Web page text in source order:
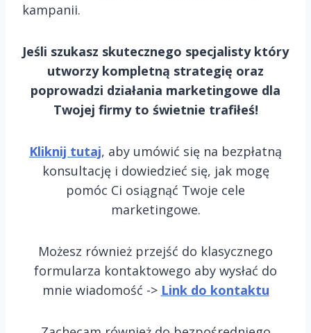
kampanii.
Jeśli szukasz skutecznego specjalisty który
utworzy kompletną strategię oraz
poprowadzi działania marketingowe dla
Twojej firmy to świetnie trafiłeś!
Kliknij tutaj, aby umówić się na bezpłatną
konsultację i dowiedzieć się, jak mogę
pomóc Ci osiągnąć Twoje cele
marketingowe.
Możesz również przejść do klasycznego
formularza kontaktowego aby wysłać do
mnie wiadomość -> Link do kontaktu